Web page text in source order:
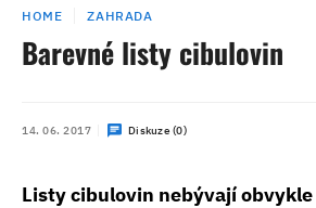
HOME ZAHRADA
Barevné listy cibulovin
14. 06. 2017 Diskuze (0)
Listy cibulovin nebývají